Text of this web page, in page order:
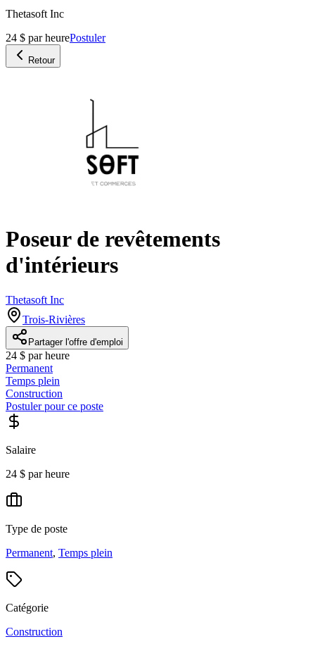
Thetasoft Inc
24 $ par heurePostuler
Retour
Poseur de revêtements
d'intérieurs
Thetasoft Inc
Trois-Rivières
Partager l'offre d'emploi
24 $ par heure
Permanent
Temps plein
Construction
Postuler pour ce poste
Salaire
24 $ par heure
Type de poste
Permanent, Temps plein
Catégorie
Construction